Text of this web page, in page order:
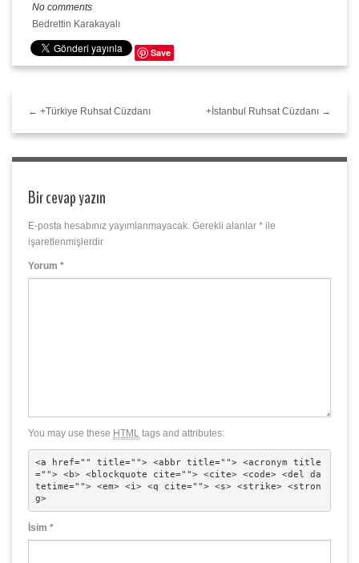
No comments
Bedrettin Karakayalı
Save
← +Türkiye Ruhsat Cüzdanı +İstanbul Ruhsat Cüzdanı →
Bir cevap yazın
E-posta hesabınız yayımlanmayacak. Gerekli alanlar * ile
işaretlenmişlerdir
Yorum *
You may use these HTML tags and attributes:
<a href="" title=""> <abbr title=""> <acronym title
=""> <b> <blockquote cite=""> <cite> <code> <del da
tetime=""> <em> <i> <q cite=""> <s> <strike> <stron
g>
İsim *